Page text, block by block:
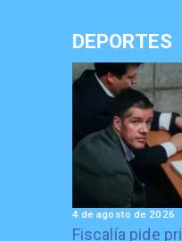
DEPORTES
Fiscalía pide
4 de agosto de 2026